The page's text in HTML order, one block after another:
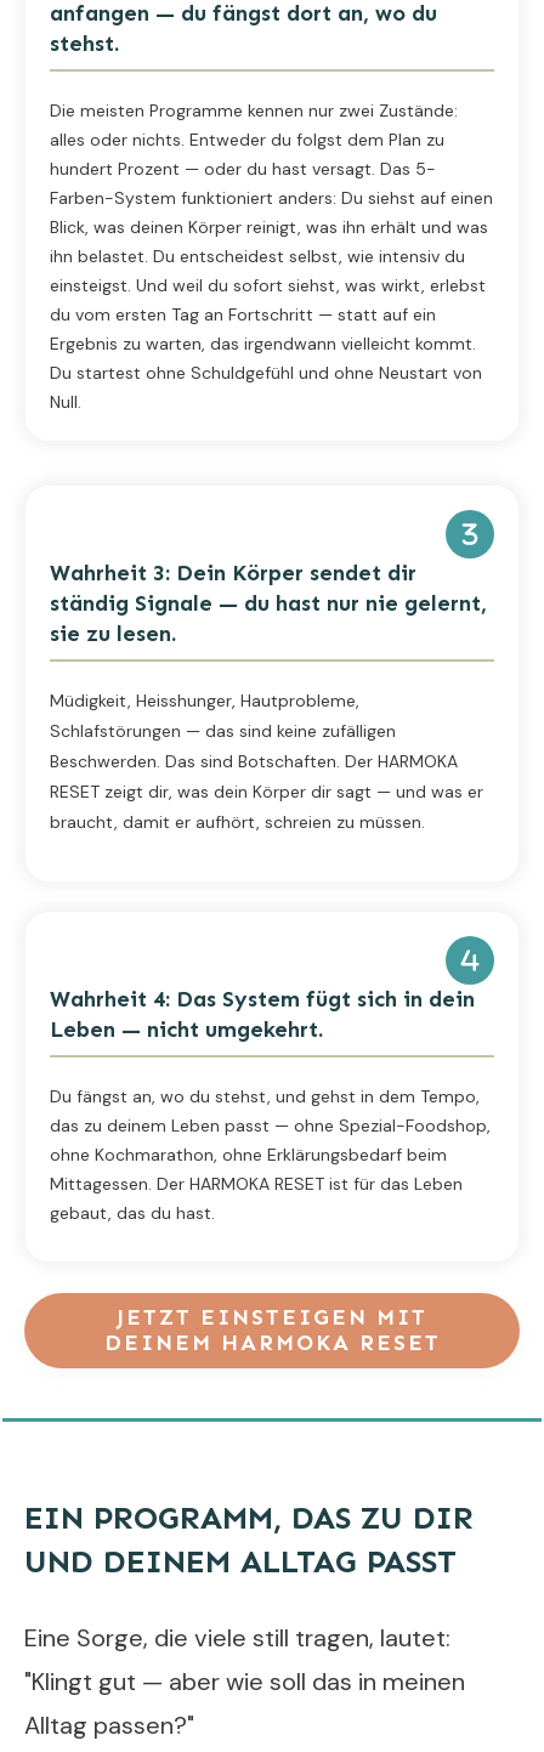
anfangen — du fängst dort an, wo du
stehst.
Die meisten Programme kennen nur zwei Zustände:
alles oder nichts. Entweder du folgst dem Plan zu
hundert Prozent — oder du hast versagt. Das 5-
Farben-System funktioniert anders: Du siehst auf einen
Blick, was deinen Körper reinigt, was ihn erhält und was
ihn belastet. Du entscheidest selbst, wie intensiv du
einsteigst. Und weil du sofort siehst, was wirkt, erlebst
du vom ersten Tag an Fortschritt — statt auf ein
Ergebnis zu warten, das irgendwann vielleicht kommt.
Du startest ohne Schuldgefühl und ohne Neustart von
Null.
Wahrheit 3: Dein Körper sendet dir
ständig Signale — du hast nur nie gelernt,
sie zu lesen.
Müdigkeit, Heisshunger, Hautprobleme,
Schlafstörungen — das sind keine zufälligen
Beschwerden. Das sind Botschaften. Der HARMOKA
RESET zeigt dir, was dein Körper dir sagt — und was er
braucht, damit er aufhört, schreien zu müssen.
Wahrheit 4: Das System fügt sich in dein
Leben — nicht umgekehrt.
Du fängst an, wo du stehst, und gehst in dem Tempo,
das zu deinem Leben passt — ohne Spezial-Foodshop,
ohne Kochmarathon, ohne Erklärungsbedarf beim
Mittagessen. Der HARMOKA RESET ist für das Leben
gebaut, das du hast.
JETZT EINSTEIGEN MIT
DEINEM HARMOKA RESET
EIN PROGRAMM, DAS ZU DIR
UND DEINEM ALLTAG PASST
Eine Sorge, die viele still tragen, lautet:
"Klingt gut — aber wie soll das in meinen
Alltag passen?"